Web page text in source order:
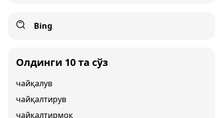
Bing
Олдинги 10 та сўз
чайқалув
чайқалтирув
чайқалтирмоқ